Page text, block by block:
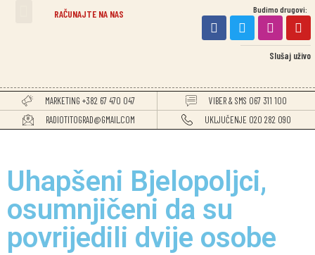
RAČUNAJTE NA NAS Budimo drugovi:
Slušaj uživo
MARKETING +382 67 470 047
VIBER & SMS 067 311 100
RADIOTITOGRAD@GMAIL.COM
UKLJUČENJE 020 282 090
Uhapšeni Bjelopoljci,
osumnjičeni da su
povrijedili dvije osobe